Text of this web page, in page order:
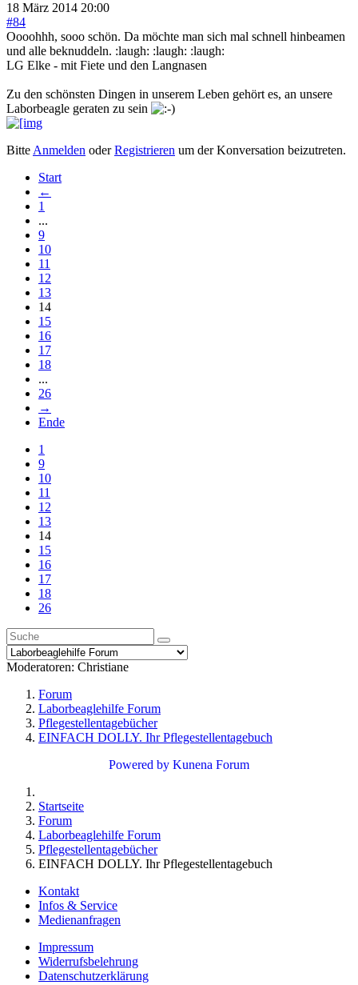
18 März 2014 20:00
#84
Oooohhh, sooo schön. Da möchte man sich mal schnell hinbeamen
und alle beknuddeln. :laugh: :laugh: :laugh:
LG Elke - mit Fiete und den Langnasen
Zu den schönsten Dingen in unserem Leben gehört es, an unsere
Laborbeagle geraten zu sein
Bitte Anmelden oderRegistrieren um der Konversation beizutreten.
Start
←
1
...
9
10
11
12
13
14
15
16
17
18
...
26
→
Ende
1
9
10
11
12
13
14
15
16
17
18
26
Moderatoren: Christiane
Forum
Laborbeaglehilfe Forum
Pflegestellentagebücher
EINFACH DOLLY. Ihr Pflegestellentagebuch
Powered by Kunena Forum
Startseite
Forum
Laborbeaglehilfe Forum
Pflegestellentagebücher
EINFACH DOLLY. Ihr Pflegestellentagebuch
Kontakt
Infos & Service
Medienanfragen
Impressum
Widerrufsbelehrung
Datenschutzerklärung